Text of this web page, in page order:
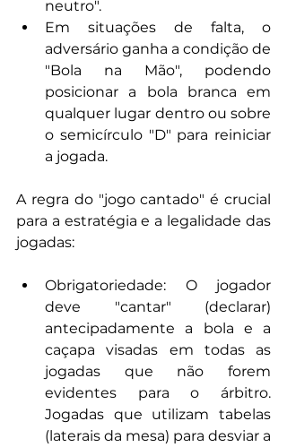
neutro".
Em situações de falta, o
adversário ganha a condição de
"Bola na Mão", podendo
posicionar a bola branca em
qualquer lugar dentro ou sobre
o semicírculo "D" para reiniciar
a jogada.
A regra do "jogo cantado" é crucial
para a estratégia e a legalidade das
jogadas:
Obrigatoriedade: O jogador
deve "cantar" (declarar)
antecipadamente a bola e a
caçapa visadas em todas as
jogadas que não forem
evidentes para o árbitro.
Jogadas que utilizam tabelas
(laterais da mesa) para desviar a